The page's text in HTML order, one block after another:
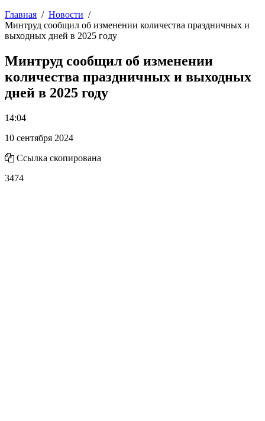
Главная
Новости
Минтруд сообщил об изменении количества праздничных и
выходных дней в 2025 году
Минтруд сообщил об изменении
количества праздничных и выходных
дней в 2025 году
14:04
10 сентября 2024
Ссылка скопирована
3474